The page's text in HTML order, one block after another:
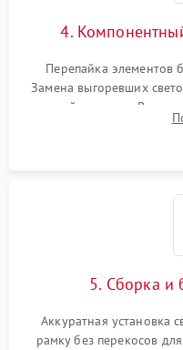
4.
Перепайка элементов
Замена выгоревших
хрупкой матрицы.
прошивка
5. Сборка и
Аккуратная установка
рамку без перекосов